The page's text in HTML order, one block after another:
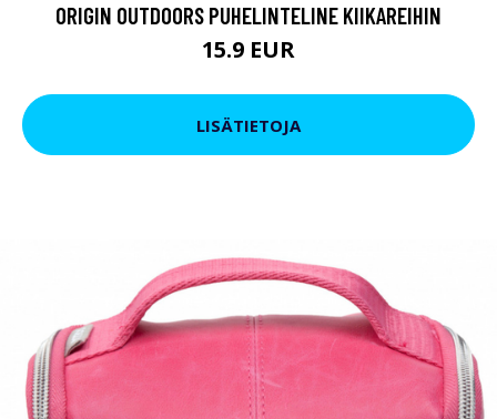
ORIGIN OUTDOORS PUHELINTELINE KIIKAREIHIN
15.9 EUR
LISÄTIETOJA